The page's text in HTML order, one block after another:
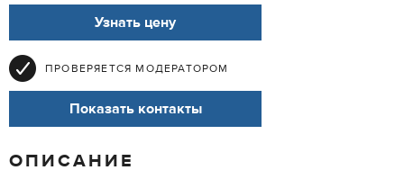
Узнать цену
ПРОВЕРЯЕТСЯ МОДЕРАТОРОМ
Показать контакты
ОПИСАНИЕ